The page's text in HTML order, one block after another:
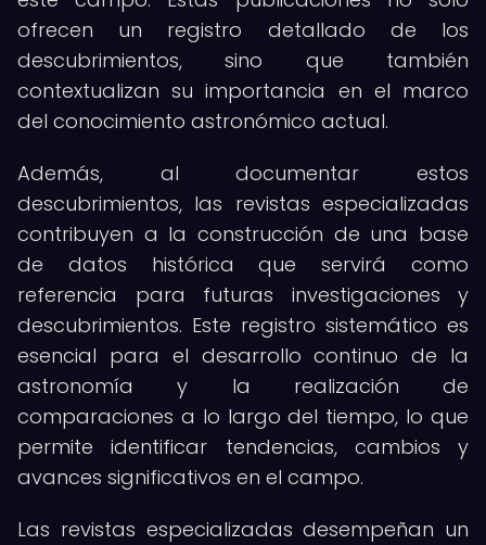
ofrecen un registro detallado de los
descubrimientos, sino que también
contextualizan su importancia en el marco
del conocimiento astronómico actual.
Además, al documentar estos
descubrimientos, las revistas especializadas
contribuyen a la construcción de una base
de datos histórica que servirá como
referencia para futuras investigaciones y
descubrimientos. Este registro sistemático es
esencial para el desarrollo continuo de la
astronomía y la realización de
comparaciones a lo largo del tiempo, lo que
permite identificar tendencias, cambios y
avances significativos en el campo.
Las revistas especializadas desempeñan un